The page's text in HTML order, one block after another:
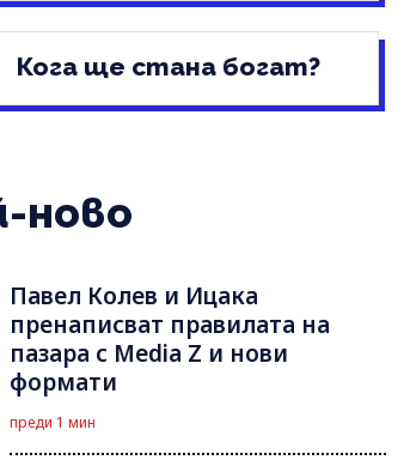
Кога ще стана богат?
ново
Павел Колев и Ицака
пренаписват правилата на
пазара с Media Z и нови
формати
преди 1 мин